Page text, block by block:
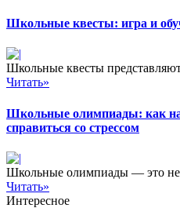
Школьные квесты: игра и
Школьные квесты
Читать»
Школьные олимпиады: как
справиться со стрессом
Школьные олимпиады — это не
Читать»
Интересное